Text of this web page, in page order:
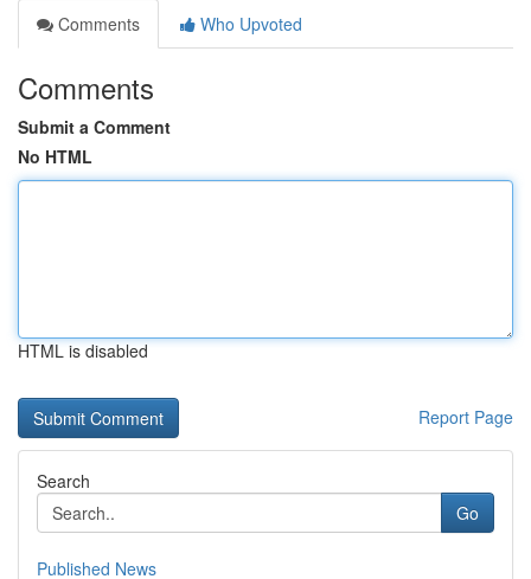
Comments
Who Upvoted
Comments
Submit a Comment
No HTML
HTML is disabled
Report Page
Search
Go
Published News